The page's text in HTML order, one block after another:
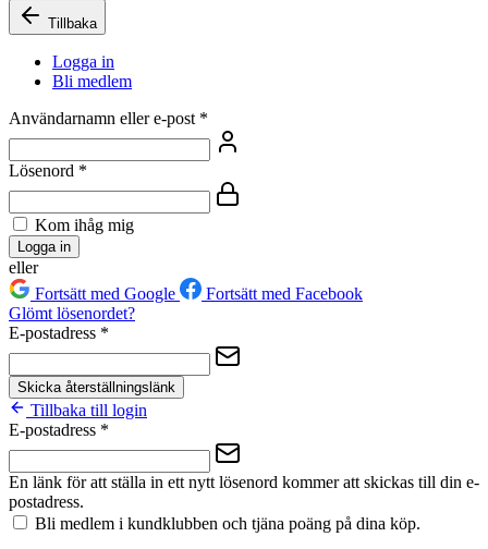
Tillbaka
Logga in
Bli medlem
Användarnamn eller e-post *
Lösenord *
Kom ihåg mig
Logga in
eller
Fortsätt med Google
Fortsätt med Facebook
Glömt lösenordet?
E-postadress *
Skicka återställningslänk
Tillbaka till login
E-postadress *
En länk för att ställa in ett nytt lösenord kommer att skickas till din e-
postadress.
Bli medlem i kundklubben och tjäna poäng på dina köp.